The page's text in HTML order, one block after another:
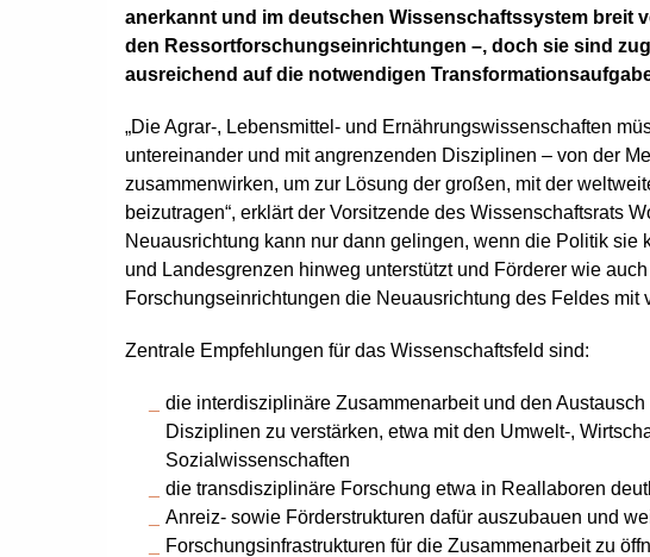
anerkannt und im deutschen Wissenschaftssystem breit
den Ressortforschungseinrichtungen –, doch sie sind
ausreichend auf die notwendigen
„Die Agrar-, Lebensmittel- und Ernährungswissenschaften
untereinander und mit angrenzenden Disziplinen – von der
zusammenwirken, um zur Lösung der großen, mit der
beizutragen“, erklärt der Vorsitzende des Wissenschaftsrats
Neuausrichtung kann nur dann gelingen, wenn die Politik sie
und Landesgrenzen hinweg unterstützt und Förderer wie
Forschungseinrichtungen die Neuausrichtung des Feldes mit
Zentrale Empfehlungen für das Wissenschaftsfeld sind:
die interdisziplinäre Zusammenarbeit und den
Disziplinen zu verstärken, etwa mit den Umwelt-,
Sozialwissenschaften
die transdisziplinäre Forschung etwa in Reallaboren
Anreiz- sowie Förderstrukturen dafür auszubauen und
Forschungsinfrastrukturen für die Zusammenarbeit zu